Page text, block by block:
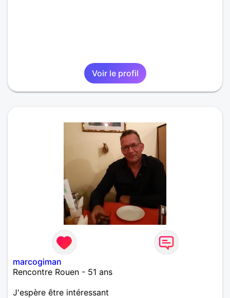
Voir le profil
marcogiman
Rencontre Rouen - 51 ans
J'espère être intéressant